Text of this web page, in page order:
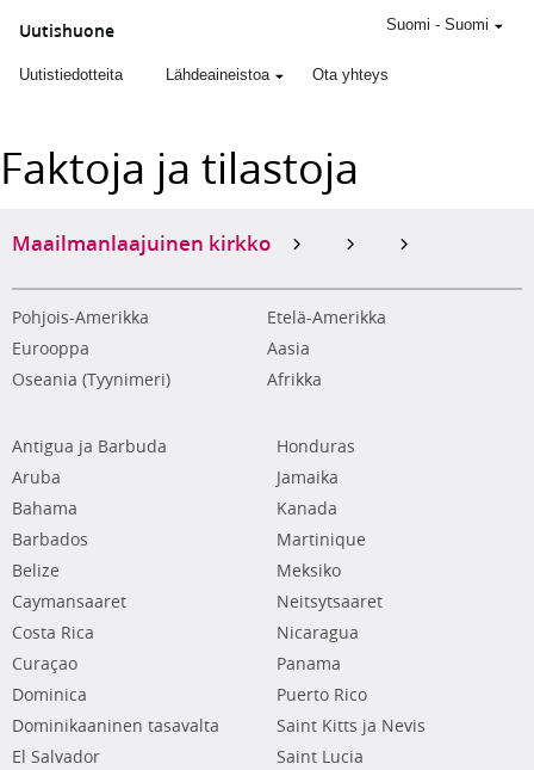
Uutishuone
Uutistiedotteita Lähdeaineistoa Ota yhteys
Suomi - Suomi
Faktoja ja tilastoja
Maailmanlaajuinen kirkko
Pohjois-Amerikka
Etelä-Amerikka
Eurooppa
Aasia
Oseania (Tyynimeri)
Afrikka
Antigua ja Barbuda
Aruba
Bahama
Barbados
Belize
Caymansaaret
Costa Rica
Curaçao
Dominica
Dominikaaninen tasavalta
El Salvador
Honduras
Jamaika
Kanada
Martinique
Meksiko
Neitsytsaaret
Nicaragua
Panama
Puerto Rico
Saint Kitts ja Nevis
Saint Lucia